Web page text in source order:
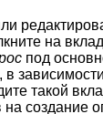
на
под
такой
создание